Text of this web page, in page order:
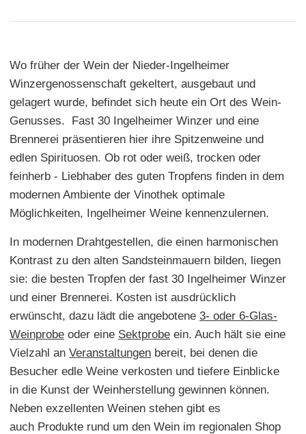
Wo früher der Wein der Nieder-Ingelheimer
Winzergenossenschaft gekeltert, ausgebaut und
gelagert wurde, befindet sich heute ein Ort des Wein-
Genusses. Fast 30 Ingelheimer Winzer und eine
Brennerei präsentieren hier ihre Spitzenweine und
edlen Spirituosen. Ob rot oder weiß, trocken oder
feinherb - Liebhaber des guten Tropfens finden in dem
modernen Ambiente der Vinothek optimale
Möglichkeiten, Ingelheimer Weine kennenzulernen.
In modernen Drahtgestellen, die einen harmonischen
Kontrast zu den alten Sandsteinmauern bilden, liegen
sie: die besten Tropfen der fast 30 Ingelheimer Winzer
und einer Brennerei. Kosten ist ausdrücklich
erwünscht, dazu lädt die angebotene 3- oder 6-Glas-
Weinprobe oder eine Sektprobe ein. Auch hält sie eine
Vielzahl an Veranstaltungen bereit, bei denen die
Besucher edle Weine verkosten und tiefere Einblicke
in die Kunst der Weinherstellung gewinnen können.
Neben exzellenten Weinen stehen gibt es
auch Produkte rund um den Wein im regionalen Shop